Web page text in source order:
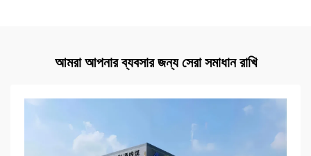
আমরা আপনার ব্যবসার জন্য সেরা সমাধান রাখি